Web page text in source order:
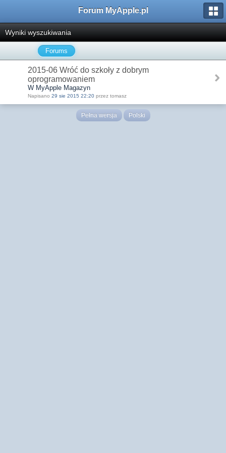
Forum MyApple.pl
Wyniki wyszukiwania
Forums
2015-06 Wróć do szkoły z dobrym
oprogramowaniem
W MyApple Magazyn
Napisano 29 sie 2015 22:20 przez tomasz
Pełna wersja Polski